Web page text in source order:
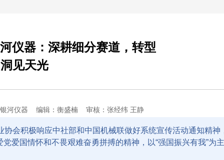
仪器：深耕细分赛道，转型
洞见天光
河仪器 编辑：衡盛楠 审核：张经纬 王静
会积极响应中社部和中国机械联做好系统宣传活动通知精神
爱国情怀和不畏艰难奋勇拼搏的精神，以“强国振兴有我”为主